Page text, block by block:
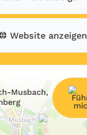
Website anzeigen
Musbach,